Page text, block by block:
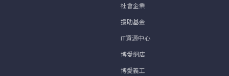
社會企業
援助基金
IT資源中心
博愛網店
博愛義工